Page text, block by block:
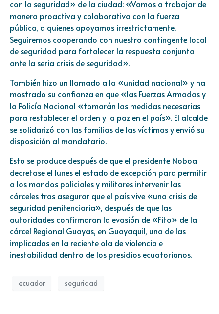
con la seguridad» de la ciudad: «Vamos a trabajar de
manera proactiva y colaborativa con la fuerza
pública, a quienes apoyamos irrestrictamente.
Seguiremos cooperando con nuestro contingente local
de seguridad para fortalecer la respuesta conjunta
ante la seria crisis de seguridad».
También hizo un llamado a la «unidad nacional» y ha
mostrado su confianza en que «las Fuerzas Armadas y
la Policía Nacional «tomarán las medidas necesarias
para restablecer el orden y la paz en el país». El alcalde
se solidarizó con las familias de las víctimas y envió su
disposición al mandatario.
Esto se produce después de que el presidente Noboa
decretase el lunes el estado de excepción para permitir
a los mandos policiales y militares intervenir las
cárceles tras asegurar que el país vive «una crisis de
seguridad penitenciaria», después de que las
autoridades confirmaran la evasión de «Fito» de la
cárcel Regional Guayas, en Guayaquil, una de las
implicadas en la reciente ola de violencia e
inestabilidad dentro de los presidios ecuatorianos.
ecuador seguridad